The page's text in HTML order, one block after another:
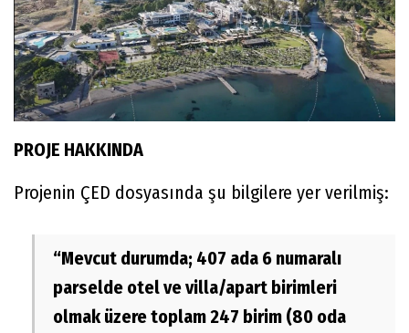
PROJE HAKKINDA
Projenin ÇED dosyasında şu bilgilere yer verilmiş:
“Mevcut durumda; 407 ada 6 numaralı
parselde otel ve villa/apart birimleri
olmak üzere toplam 247 birim (80 oda